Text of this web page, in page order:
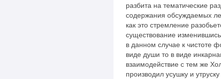
разбита на тематические
содержания обсуждаемых
как это стремление
существование
в данном случае к чистоте
виде души то в виде
взаимодействие с тем же
производил усушку и